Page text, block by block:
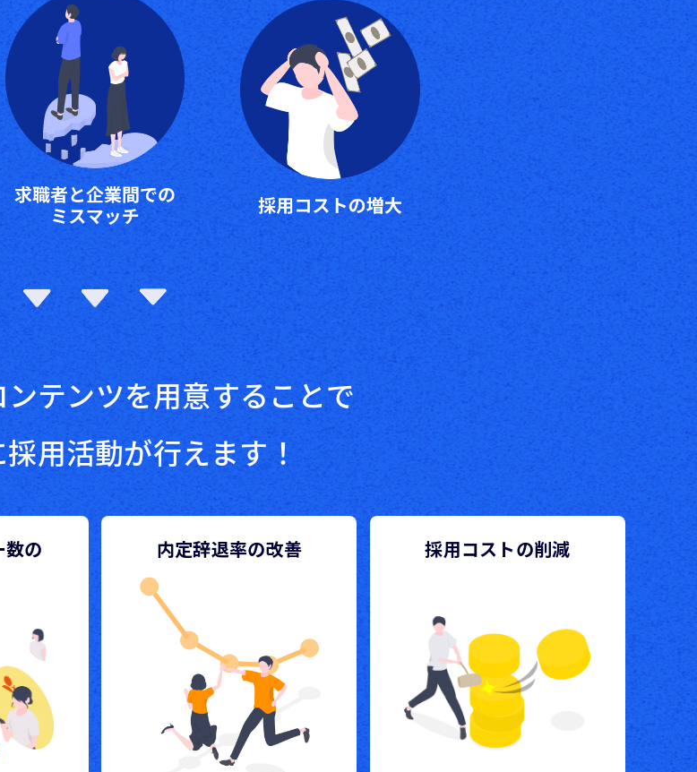
テンツを用意することで
用活動が行えます！
数の
内定辞退率の改善 採用コストの削減